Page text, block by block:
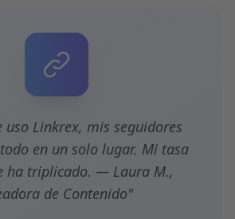
uso Linkrex, mis seguidores
en un solo lugar. Mi tasa
ha triplicado. — Laura M.,
de Contenido"